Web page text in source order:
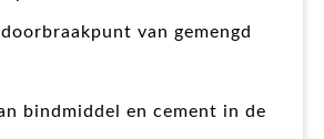
van gemengd
bindmiddel en cement in de